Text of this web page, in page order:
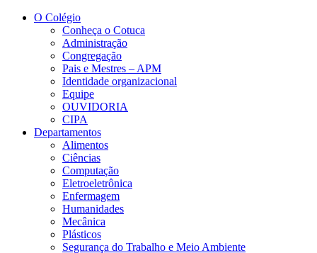
Conteúdo principal
O Colégio
Conheça o Cotuca
Administração
Congregação
Pais e Mestres – APM
Identidade organizacional
Equipe
OUVIDORIA
CIPA
Departamentos
Alimentos
Ciências
Computação
Eletroeletrônica
Enfermagem
Humanidades
Mecânica
Plásticos
Segurança do Trabalho e Meio Ambiente